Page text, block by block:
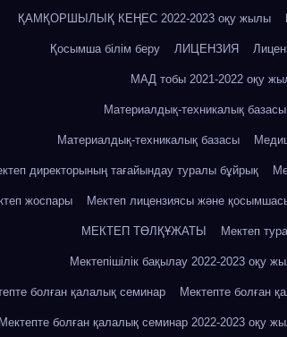
ҚАМҚОРШЫЛЫҚ КЕҢЕС 2022-2023 оқу жылы
Қосымша білім беру ЛИЦЕНЗИЯ
МАД тобы 2021-2022 оқу
Материалдық-техникалық базасы
Материалдық-техникалық базасы
директорының тағайындау туралы бұйрық
жоспары Мектеп лицензиясы және
МЕКТЕП ТӨЛҚҰЖАТЫ Мектеп
Мектепішілік бақылау 2022-2023 оқу
болған қалалық семинар Мектепте болған
Мектепте болған қалалық семинар 2022-2023 оқу